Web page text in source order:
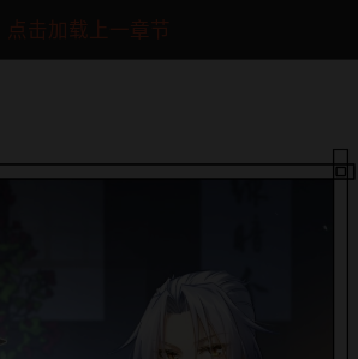
点击加载上一章节